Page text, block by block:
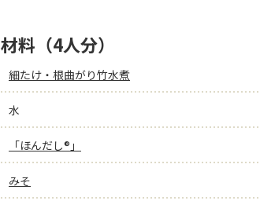
材料（4人分）
細たけ・根曲がり竹水煮
水
「ほんだし®」
みそ